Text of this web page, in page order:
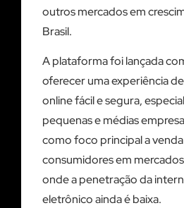
outros mercados em
Brasil.
A plataforma foi lançada
oferecer uma experiência
online fácil e segura,
pequenas e médias
como foco principal a
consumidores em
onde a penetração da
eletrônico ainda é baixa.